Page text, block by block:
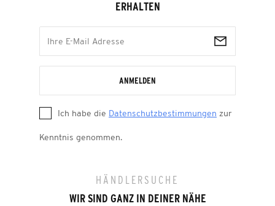
ERHALTEN
ANMELDEN
Ich habe die Datenschutzbestimmungen zur
Kenntnis genommen.
HÄNDLERSUCHE
WIR SIND GANZ IN DEINER NÄHE